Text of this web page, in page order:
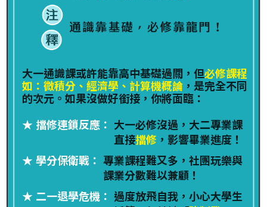
大一通識課或許能靠高中基礎過關，但必修課程
如：微積分、經濟學、計算機概論，是完全不同
的次元。如果沒做好銜接，你將面臨：
★ 擋修連鎖反應：
大一必修沒過，大二專業課
直接擋修，影響畢業進度！
★ 學分保衛戰： 專業課程難又多，社團玩樂與
課業分數難以兼顧！
★ 二一退學危機： 過度放飛自我，小心大學生